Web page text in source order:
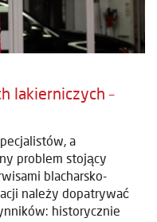
lakierniczych –
a
problem stojący
blacharsko-
należy dopatrywać
historycznie